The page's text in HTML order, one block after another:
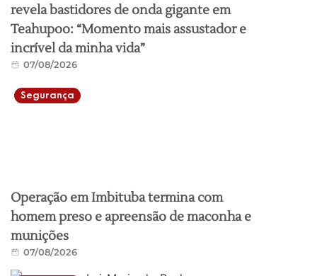
revela bastidores de onda gigante em
Teahupoo: “Momento mais assustador e
incrível da minha vida”
07/08/2026
Segurança
Operação em Imbituba termina com
homem preso e apreensão de maconha e
munições
07/08/2026